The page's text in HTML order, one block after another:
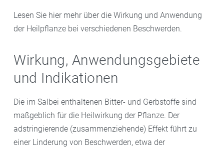
Lesen Sie hier mehr über die Wirkung und Anwendung
der Heilpflanze bei verschiedenen Beschwerden.
Wirkung, Anwendungsgebiete
und Indikationen
Die im Salbei enthaltenen Bitter- und Gerbstoffe sind
maßgeblich für die Heilwirkung der Pflanze. Der
adstringierende (zusammenziehende) Effekt führt zu
einer Linderung von Beschwerden, etwa der